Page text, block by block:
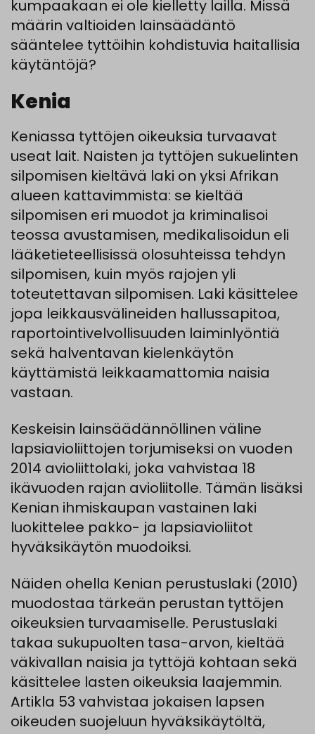
kumpaakaan ei ole kielletty lailla. Missä
määrin valtioiden lainsäädäntö
sääntelee tyttöihin kohdistuvia haitallisia
käytäntöjä?
Kenia
Keniassa tyttöjen oikeuksia turvaavat
useat lait. Naisten ja tyttöjen sukuelinten
silpomisen kieltävä laki on yksi Afrikan
alueen kattavimmista: se kieltää
silpomisen eri muodot ja kriminalisoi
teossa avustamisen, medikalisoidun eli
lääketieteellisissä olosuhteissa tehdyn
silpomisen, kuin myös rajojen yli
toteutettavan silpomisen. Laki käsittelee
jopa leikkausvälineiden hallussapitoa,
raportointivelvollisuuden laiminlyöntiä
sekä halventavan kielenkäytön
käyttämistä leikkaamattomia naisia
vastaan.
Keskeisin lainsäädännöllinen väline
lapsiavioliittojen torjumiseksi on vuoden
2014 avioliittolaki, joka vahvistaa 18
ikävuoden rajan avioliitolle. Tämän lisäksi
Kenian ihmiskaupan vastainen laki
luokittelee pakko- ja lapsiavioliitot
hyväksikäytön muodoiksi.
Näiden ohella Kenian perustuslaki (2010)
muodostaa tärkeän perustan tyttöjen
oikeuksien turvaamiselle. Perustuslaki
takaa sukupuolten tasa-arvon, kieltää
väkivallan naisia ja tyttöjä kohtaan sekä
käsittelee lasten oikeuksia laajemmin.
Artikla 53 vahvistaa jokaisen lapsen
oikeuden suojeluun hyväksikäytöltä,